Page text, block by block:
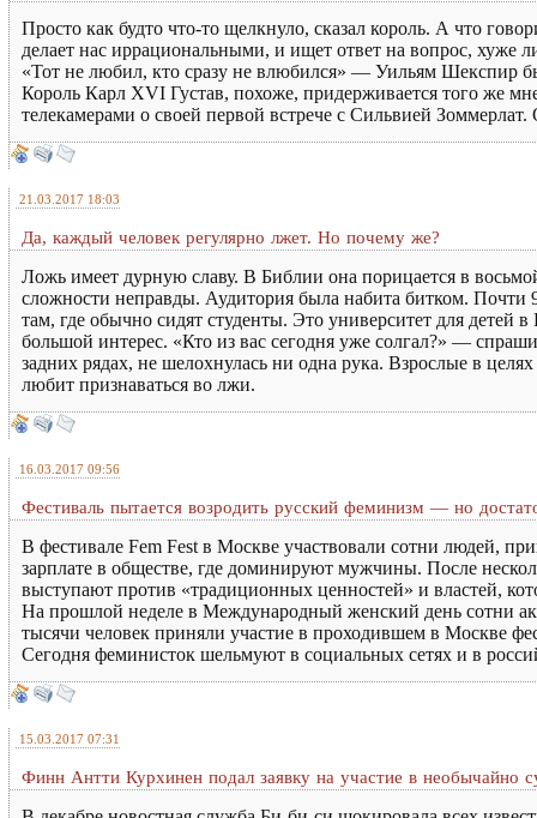
Просто как будто что-то щелкнуло, сказал король. А что
делает нас иррациональными, и ищет ответ на вопрос, хуже
«Тот не любил, кто сразу не влюбился» — Уильям Шекспир
Король Карл XVI Густав, похоже, придерживается того же
телекамерами о своей первой встрече с Сильвией
21.03.2017 18:03
Да, каждый человек регулярно лжет. Но почему же?
Ложь имеет дурную славу. В Библии она порицается в
сложности неправды. Аудитория была набита битком. Почти
там, где обычно сидят студенты. Это университет для детей
большой интерес. «Кто из вас сегодня уже солгал?» —
задних рядах, не шелохнулась ни одна рука. Взрослые в
любит признаваться во лжи.
16.03.2017 09:56
Фестиваль пытается возродить русский феминизм — но
В фестивале Fem Fest в Москве участвовали сотни людей,
зарплате в обществе, где доминируют мужчины. После
выступают против «традиционных ценностей» и властей,
На прошлой неделе в Международный женский день сотни
тысячи человек приняли участие в проходившем в Москве
Сегодня феминисток шельмуют в социальных сетях и в
15.03.2017 07:31
Финн Антти Курхинен подал заявку на участие в необычайно